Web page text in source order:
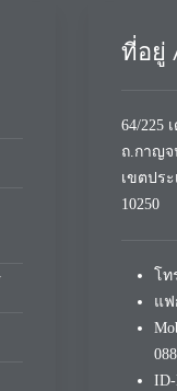
ที่อยู่
64/225
ถ.กาญจ
เขตปร
10250
โท
แฟ
ID-